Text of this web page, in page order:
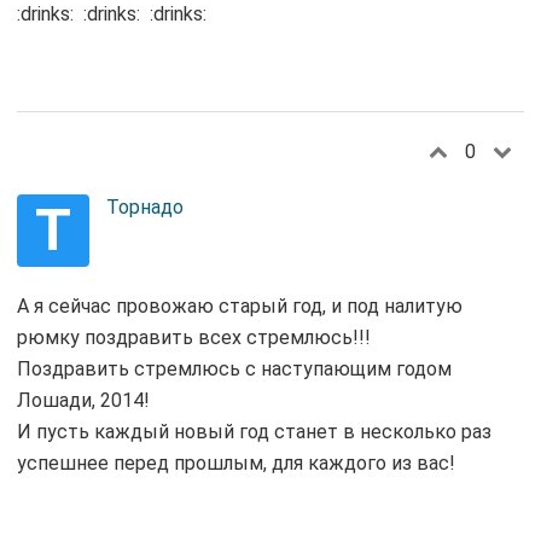
:drinks: :drinks: :drinks:
0
Т Торнадо
А я сейчас провожаю старый год, и под налитую
рюмку поздравить всех стремлюсь!!!
Поздравить стремлюсь с наступающим годом
Лошади, 2014!
И пусть каждый новый год станет в несколько раз
успешнее перед прошлым, для каждого из вас!